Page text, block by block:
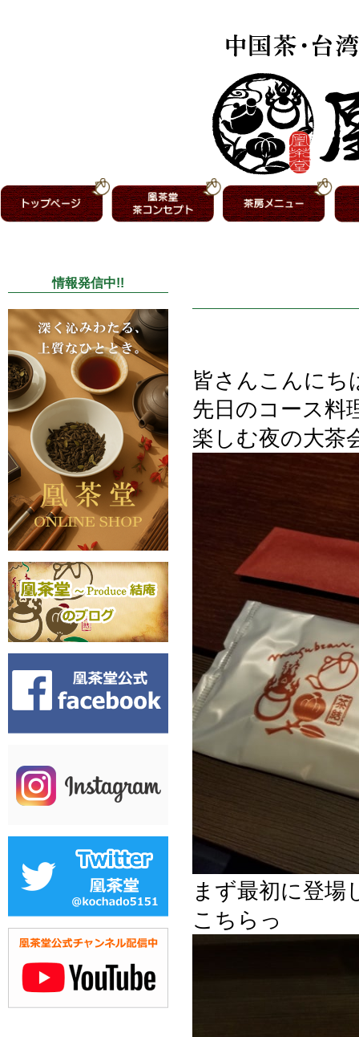
情報発信中!!
皆さんこんにち
先日のコース料
楽しむ夜の大茶
まず最初に登場
こちらっ